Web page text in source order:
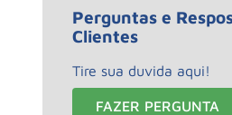
Perguntas e
Clientes
Tire sua duvida aqui!
FAZER PERGUNTA